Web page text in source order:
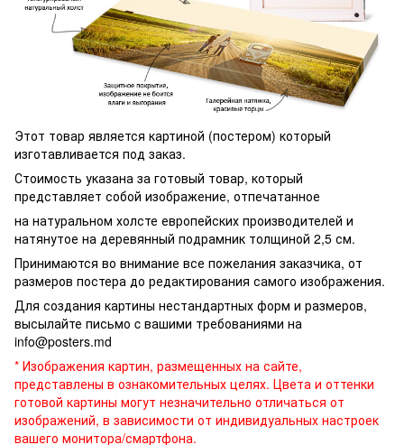
Этот товар является картиной (постером) который
изготавливается под заказ.
Стоимость указана за готовый товар, который
представляет собой изображение, отпечатанное
на натуральном холсте европейских производителей и
натянутое на деревянный подрамник толщиной 2,5 см.
Принимаются во внимание все пожелания заказчика, от
размеров постера до редактирования самого изображения.
Для создания картины нестандартных форм и размеров,
высылайте письмо c вашими требованиями на
info@posters.md
* Изображения картин, размещенных на сайте,
представлены в ознакомительных целях. Цвета и оттенки
готовой картины могут незначительно отличаться от
изображений, в зависимости от индивидуальных настроек
вашего монитора/смартфона.